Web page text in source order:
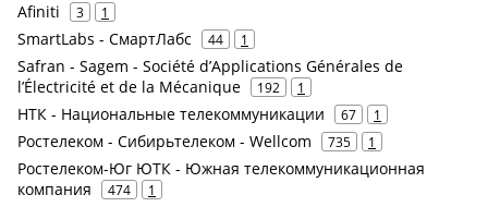
Afiniti 3 1
SmartLabs - СмартЛабс 44 1
Safran - Sagem - Société d’Applications Générales de
l’Électricité et de la Mécanique
192 1
НТК - Национальные телекоммуникации 67 1
Ростелеком - Сибирьтелеком - Wellcom 735 1
Ростелеком-Юг ЮТК - Южная телекоммуникационная
компания
474 1